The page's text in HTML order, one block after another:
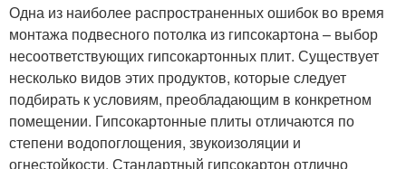
Одна из наиболее распространенных ошибок во время
монтажа подвесного потолка из гипсокартона – выбор
несоответствующих гипсокартонных плит. Существует
несколько видов этих продуктов, которые следует
подбирать к условиям, преобладающим в конкретном
помещении. Гипсокартонные плиты отличаются по
степени водопоглощения, звукоизоляции и
огнестойкости. Стандартный гипсокартон отлично